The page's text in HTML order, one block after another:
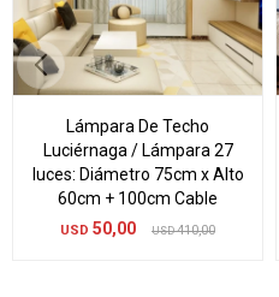
Lámpara De Techo
Luciérnaga / Lámpara 27
luces: Diámetro 75cm x Alto
60cm + 100cm Cable
USD 50,00 USD 410,00